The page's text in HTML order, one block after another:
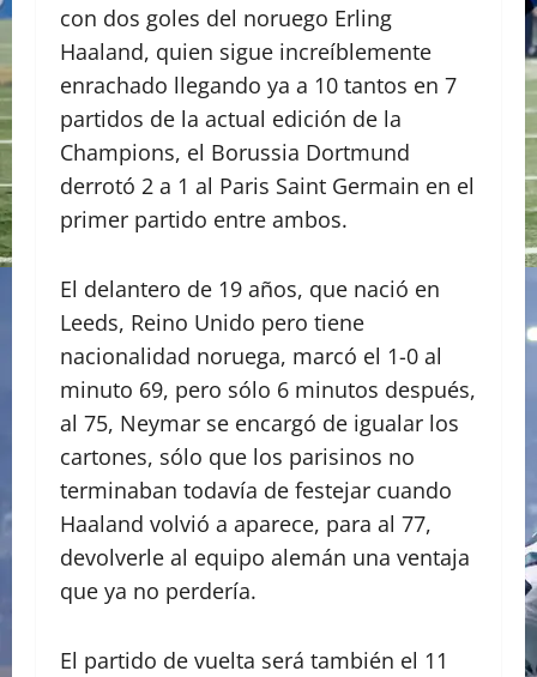
con dos goles del noruego Erling
Haaland, quien sigue increíblemente
enrachado llegando ya a 10 tantos en 7
partidos de la actual edición de la
Champions, el Borussia Dortmund
derrotó 2 a 1 al Paris Saint Germain en el
primer partido entre ambos.
El delantero de 19 años, que nació en
Leeds, Reino Unido pero tiene
nacionalidad noruega, marcó el 1-0 al
minuto 69, pero sólo 6 minutos después,
al 75, Neymar se encargó de igualar los
cartones, sólo que los parisinos no
terminaban todavía de festejar cuando
Haaland volvió a aparece, para al 77,
devolverle al equipo alemán una ventaja
que ya no perdería.
El partido de vuelta será también el 11